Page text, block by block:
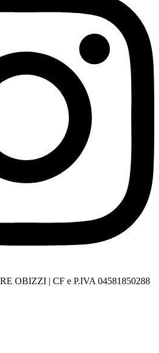
OBIZZI | CF e P.IVA 04581850288